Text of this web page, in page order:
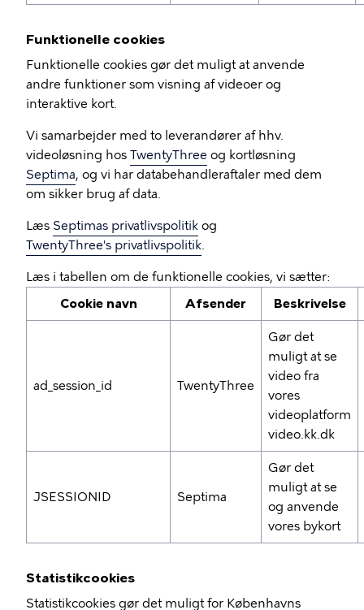
Funktionelle cookies
Funktionelle cookies gør det muligt at anvende
andre funktioner som visning af videoer og
interaktive kort.
Vi samarbejder med to leverandører af hhv.
videoløsning hos TwentyThree og kortløsning
Septima, og vi har databehandleraftaler med dem
om sikker brug af data.
Læs Septimas privatlivspolitik og
TwentyThree's privatlivspolitik.
Læs i tabellen om de funktionelle cookies, vi sætter:
Cookie navn
Afsender Beskrivelse
ad_session_id TwentyThree
Gør det
muligt at se
video fra
vores
videoplatform
video.kk.dk
JSESSIONID Septima
Gør det
muligt at se
og anvende
vores bykort
Statistikcookies
Statistikcookies gør det muligt for Københavns